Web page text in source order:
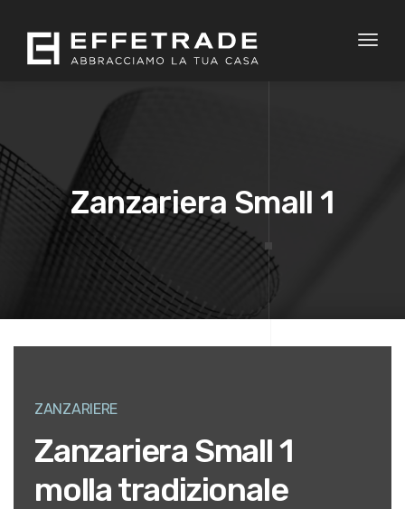
Toggle
Zanzariera Small 1
ZANZARIERE
Zanzariera Small 1
molla tradizionale